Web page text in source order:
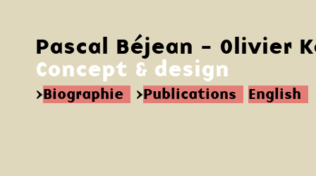
Pascal Béjean - Olivier
Concept & design
>Biographie >Publications English